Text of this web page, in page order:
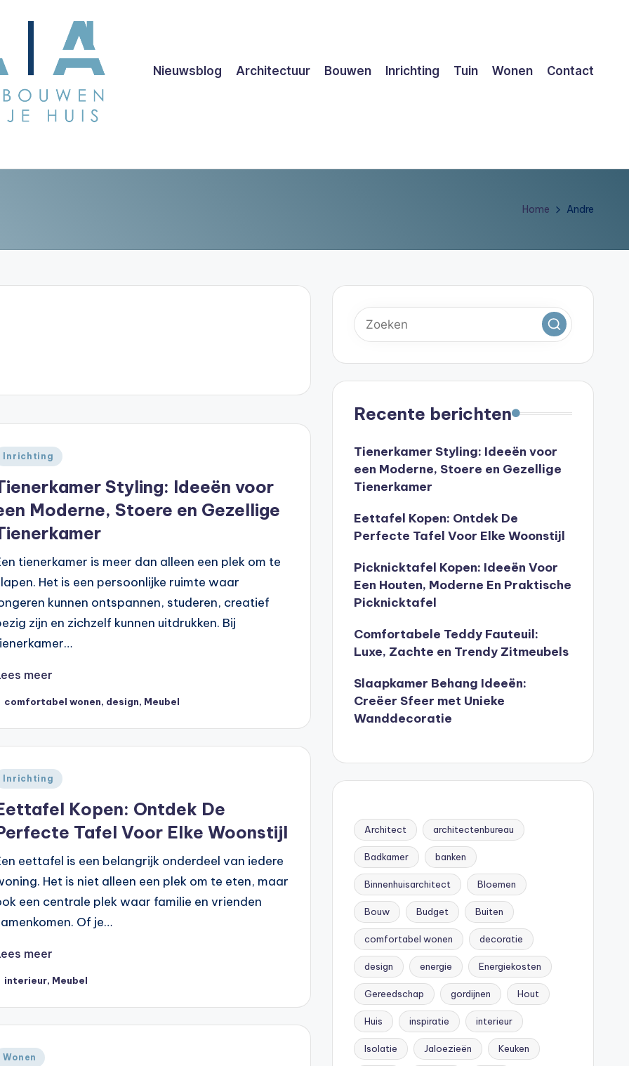
Nieuwsblog Architectuur Bouwen Inrichting Tuin Wonen Contact
Home Andre
Inrichting
Styling: Ideeën voor
Moderne, Stoere en Gezellige
tienerkamer is meer dan alleen een plek om te
Het is een persoonlijke ruimte waar
kunnen ontspannen, studeren, creatief
zijn en zichzelf kunnen uitdrukken. Bij
meer
comfortabel wonen, design, Meubel
Inrichting
Kopen: Ontdek De
Tafel Voor Elke Woonstijl
eettafel is een belangrijk onderdeel van iedere
Het is niet alleen een plek om te eten, maar
een centrale plek waar familie en vrienden
Of je…
meer
interieur, Meubel
Wonen
Recente berichten
Tienerkamer Styling: Ideeën voor
een Moderne, Stoere en Gezellige
Tienerkamer
Eettafel Kopen: Ontdek De
Perfecte Tafel Voor Elke Woonstijl
Picknicktafel Kopen: Ideeën Voor
Een Houten, Moderne En Praktische
Picknicktafel
Comfortabele Teddy Fauteuil:
Luxe, Zachte en Trendy Zitmeubels
Slaapkamer Behang Ideeën:
Creëer Sfeer met Unieke
Wanddecoratie
Architect architectenbureau
Badkamer banken
Binnenhuisarchitect Bloemen
Bouw Budget Buiten
comfortabel wonen decoratie
design energie Energiekosten
Gereedschap gordijnen Hout
Huis inspiratie interieur
Isolatie Jaloezieën Keuken